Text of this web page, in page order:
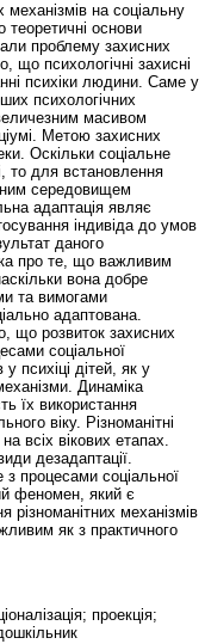
механізмів на соціальну
теоретичні основи
проблему захисних
що психологічні захисні
психіки людини. Саме у
психологічних
масивом
Метою захисних
Оскільки соціальне
то для встановлення
середовищем
адаптація являє
індивіда до умов
даного
про те, що важливим
вона добре
та вимогами
адаптована.
що розвиток захисних
соціальної
психіці дітей, як у
Динаміка
їх використання
віку. Різноманітні
всіх вікових етапах.
дезадаптації.
з процесами соціальної
феномен, який є
механізмів
як з практичного
проекція;